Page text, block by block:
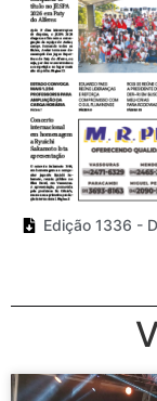
Edição 1336 -